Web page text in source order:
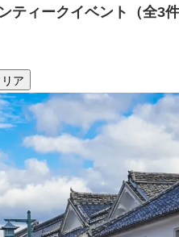
ティークイベント（全3
ア